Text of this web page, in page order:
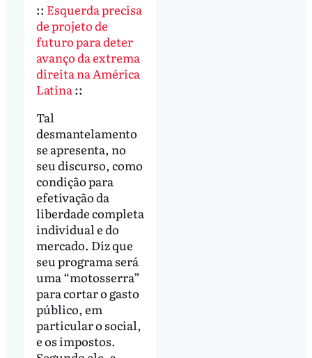
:: Esquerda precisa
de projeto de
futuro para deter
avanço da extrema
direita na América
Latina::
Tal
desmantelamento
se apresenta, no
seu discurso, como
condição para
efetivação da
liberdade completa
individual e do
mercado. Diz que
seu programa será
uma “motosserra”
para cortar o gasto
público, em
particular o social,
e os impostos.